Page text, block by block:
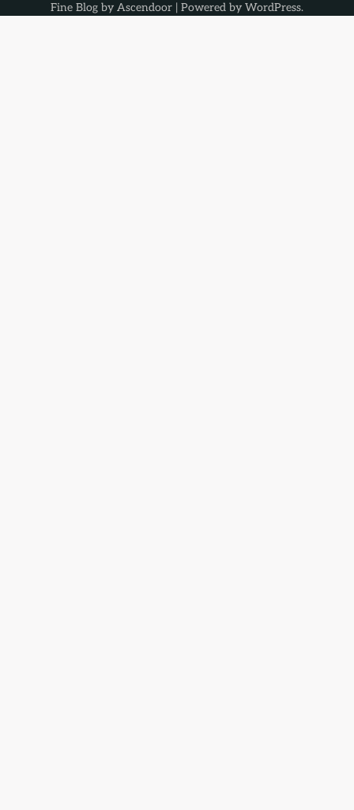
Fine Blog by Ascendoor | Powered by WordPress.